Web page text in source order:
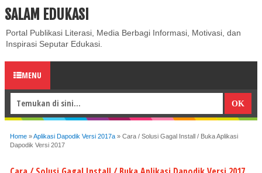
ABOUT CONTACT US
SALAM EDUKASI
Portal Publikasi Literasi, Media Berbagi Informasi, Motivasi, dan
Inspirasi Seputar Edukasi.
MENU
Home »Aplikasi Dapodik Versi 2017a » Cara / Solusi Gagal Install / Buka Aplikasi
Dapodik Versi 2017